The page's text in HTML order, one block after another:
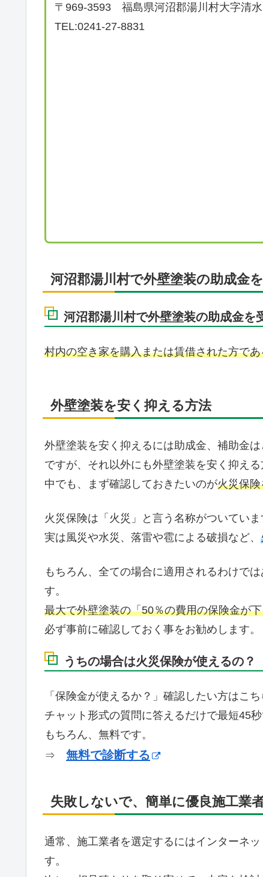
〒969-3593 福島県河沼郡湯川村大字清
TEL:0241-27-8831
河沼郡湯川村で外壁塗装の助成金
河沼郡湯川村で外壁塗装の助成金を
村内の空き家を購入または賃借された方で
外壁塗装を安く抑える方法
外壁塗装を安く抑えるには助成金、補助金は
ですが、それ以外にも外壁塗装を安く抑える
中でも、まず確認しておきたいのが火災保
火災保険は「火災」と言う名称がついていま
実は風災や水災、落雷や雹による破損など、
もちろん、全ての場合に適用されるわけで
す。
最大で外壁塗装の「50％の費用の保険金が
必ず事前に確認しておく事をお勧めします。
うちの場合は火災保険が使えるの？
「保険金が使えるか？」確認したい方はこち
チャット形式の質問に答えるだけで最短45秒
もちろん、無料です。
⇒ 無料で診断する
失敗しないで、簡単に優良施工業
通常、施工業者を選定するにはインターネ
す。